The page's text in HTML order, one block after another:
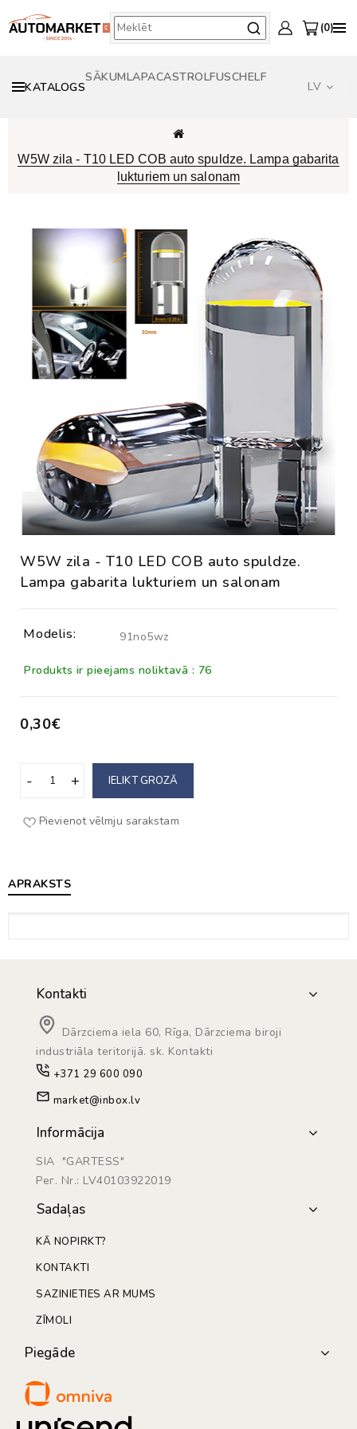
0
KATALOGS
SĀKUMLAPACASTROLFUSCHELF
LV
W5W zila - T10 LED COB auto spuldze. Lampa gabarita
lukturiem un salonam
W5W zila - T10 LED COB auto spuldze.
Lampa gabarita lukturiem un salonam
Modelis: 91no5wz
Produkts ir pieejams noliktavā : 76
0,30€
IELIKT GROZĀ
Pievienot vēlmju sarakstam
APRAKSTS
Kontakti
Dārzciema iela 60, Rīga, Dārzciema biroji
industriāla teritorijā. sk. Kontakti
+371 29 600 090
market@inbox.lv
Informācija
SIA "GARTESS"
Рег. Nr.: LV40103922019
Sadaļas
KĀ NOPIRKT?
KONTAKTI
SAZINIETIES AR MUMS
ZĪMOLI
Piegāde